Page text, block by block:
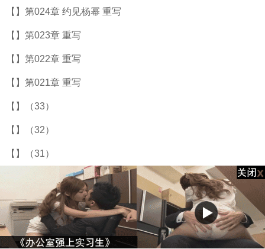
【】第024章 约见杨幂 重写
【】第023章 重写
【】第022章 重写
【】第021章 重写
【】（33）
【】（32）
【】（31）